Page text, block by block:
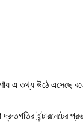
এ তথ্য উঠে এসেছে
দ্রুতগতির ইন্টারনেটের